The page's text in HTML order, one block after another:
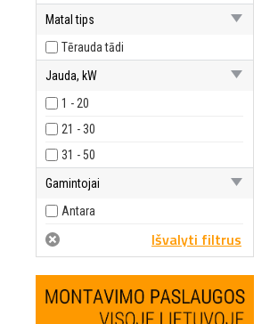
Matal tips
Tērauda tādi
Jauda, ​​kW
1 - 20
21 - 30
31 - 50
Gamintojai
Antara